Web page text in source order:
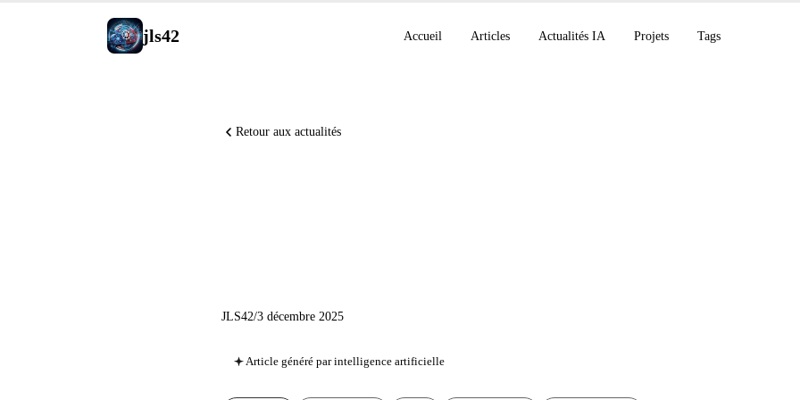
jls42 Accueil Articles Actualités IA Projets Tags
Retour aux actualités
JLS42/3 décembre 2025
Article généré par intelligence artificielle